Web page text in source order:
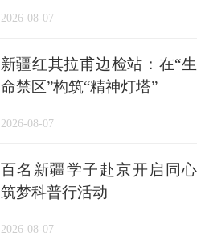
2026-08-07
新疆红其拉甫边检站：在“生
命禁区”构筑“精神灯塔”
2026-08-07
百名新疆学子赴京开启同心
筑梦科普行活动
2026-08-07